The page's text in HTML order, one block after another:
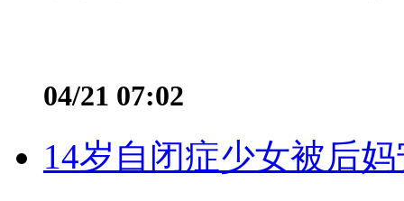
04/21 07:02
14岁自闭症少女被后